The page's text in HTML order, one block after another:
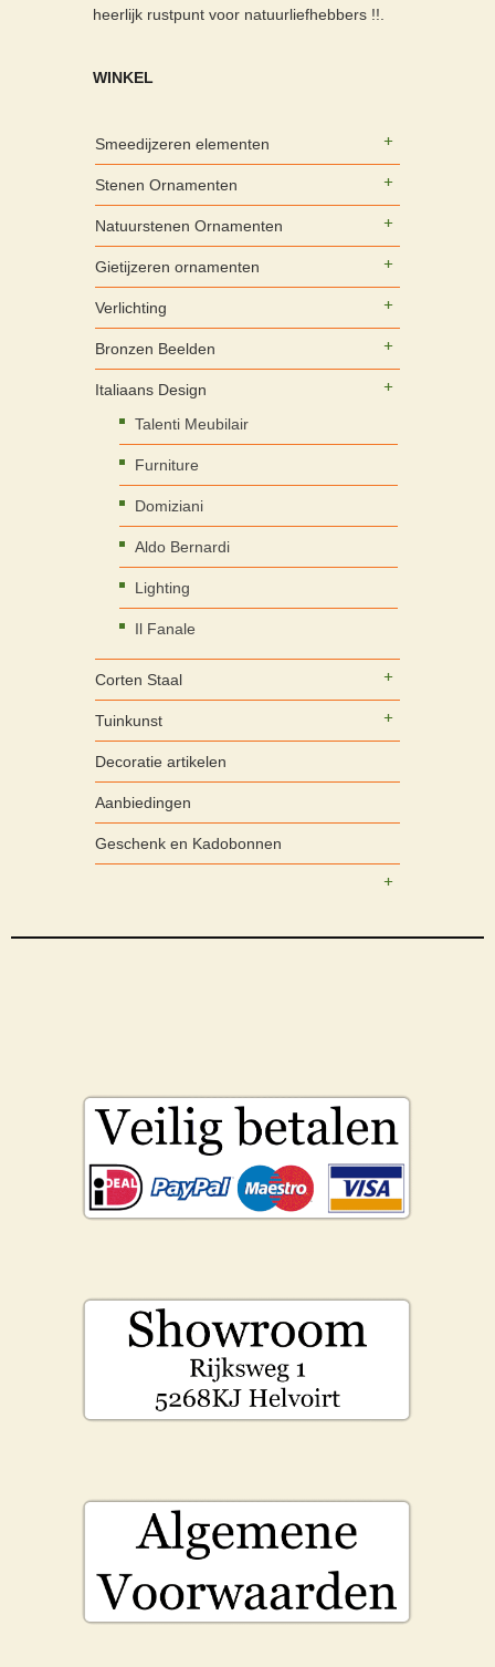
heerlijk rustpunt voor natuurliefhebbers !!.
WINKEL
Smeedijzeren elementen
Stenen Ornamenten
Natuurstenen Ornamenten
Gietijzeren ornamenten
Verlichting
Bronzen Beelden
Italiaans Design
Talenti Meubilair
Furniture
Domiziani
Aldo Bernardi
Lighting
Il Fanale
Corten Staal
Tuinkunst
Decoratie artikelen
Aanbiedingen
Geschenk en Kadobonnen